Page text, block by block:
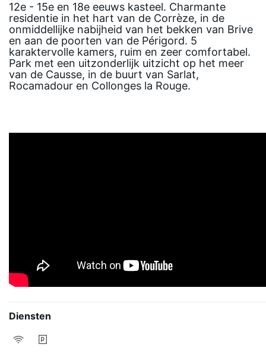
12e - 15e en 18e eeuws kasteel. Charmante
residentie in het hart van de Corrèze, in de
onmiddellijke nabijheid van het bekken van Brive
en aan de poorten van de Périgord. 5
karaktervolle kamers, ruim en zeer comfortabel.
Park met een uitzonderlijk uitzicht op het meer
van de Causse, in de buurt van Sarlat,
Rocamadour en Collonges la Rouge.
Diensten